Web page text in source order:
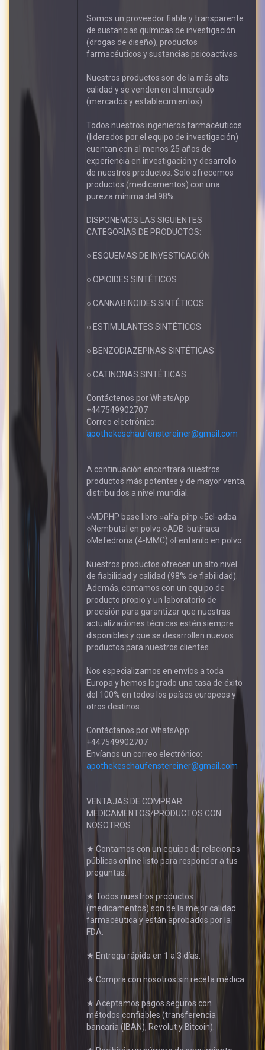
Somos un proveedor fiable y transparente
de sustancias químicas de investigación
(drogas de diseño), productos
farmacéuticos y sustancias psicoactivas.
Nuestros productos son de la más alta
calidad y se venden en el mercado
(mercados y establecimientos).
Todos nuestros ingenieros farmacéuticos
(liderados por el equipo de investigación)
cuentan con al menos 25 años de
experiencia en investigación y desarrollo
de nuestros productos. Solo ofrecemos
productos (medicamentos) con una
pureza mínima del 98%.
DISPONEMOS LAS SIGUIENTES
CATEGORÍAS DE PRODUCTOS:
○ ESQUEMAS DE INVESTIGACIÓN
○ OPIOIDES SINTÉTICOS
○ CANNABINOIDES SINTÉTICOS
○ ESTIMULANTES SINTÉTICOS
○ BENZODIAZEPINAS SINTÉTICAS
○ CATINONAS SINTÉTICAS
Contáctenos por WhatsApp:
+447549902707
Correo electrónico:
apothekeschaufenstereiner@gmail.com
A continuación encontrará nuestros
productos más potentes y de mayor venta,
distribuidos a nivel mundial.
○MDPHP base libre ○alfa-pihp ○5cl-adba
○Nembutal en polvo ○ADB-butinaca
○Mefedrona (4-MMC) ○Fentanilo en polvo.
Nuestros productos ofrecen un alto nivel
de fiabilidad y calidad (98% de fiabilidad).
Además, contamos con un equipo de
producto propio y un laboratorio de
precisión para garantizar que nuestras
actualizaciones técnicas estén siempre
disponibles y que se desarrollen nuevos
productos para nuestros clientes.
Nos especializamos en envíos a toda
Europa y hemos logrado una tasa de éxito
del 100% en todos los países europeos y
otros destinos.
Contáctanos por WhatsApp:
+447549902707
Envíanos un correo electrónico:
apothekeschaufenstereiner@gmail.com
VENTAJAS DE COMPRAR
MEDICAMENTOS/PRODUCTOS CON
NOSOTROS
★ Contamos con un equipo de relaciones
públicas online listo para responder a tus
preguntas.
★ Todos nuestros productos
(medicamentos) son de la mejor calidad
farmacéutica y están aprobados por la
FDA.
★ Entrega rápida en 1 a 3 días.
★ Compra con nosotros sin receta médica.
★ Aceptamos pagos seguros con
métodos confiables (transferencia
bancaria (IBAN), Revolut y Bitcoin).